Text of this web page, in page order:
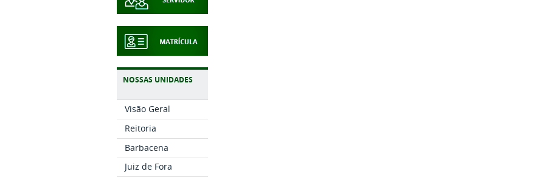
NOSSAS UNIDADES
Visão Geral
Reitoria
Barbacena
Juiz de Fora